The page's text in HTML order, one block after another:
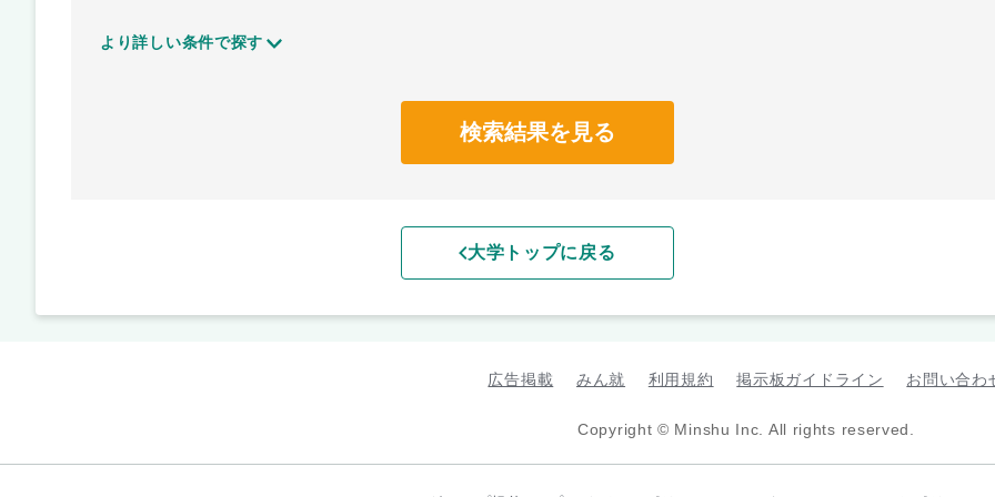
より詳しい条件で探す
検索結果を見る
大学トップに戻る
広告掲載 みん就 利用規約 掲示板ガイドライン お問い合わ
Copyright © Minshu Inc. All rights reserved.